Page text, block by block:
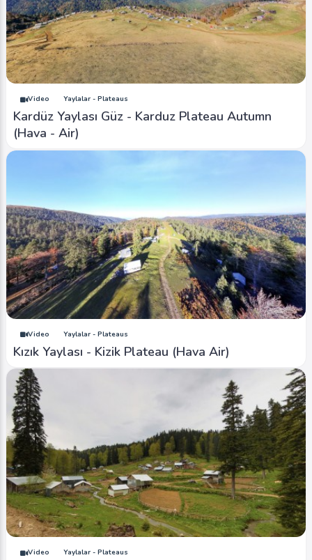
Video Yaylalar - Plateaus
Kardüz Yaylası Güz - Karduz Plateau Autumn
(Hava - Air)
Video Yaylalar - Plateaus
Kızık Yaylası - Kizik Plateau (Hava Air)
Video Yaylalar - Plateaus